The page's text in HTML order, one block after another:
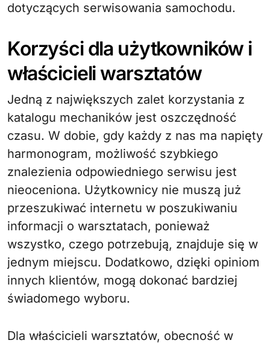
dotyczących serwisowania samochodu.
Korzyści dla użytkowników i
właścicieli warsztatów
Jedną z największych zalet korzystania z
katalogu mechaników jest oszczędność
czasu. W dobie, gdy każdy z nas ma napięty
harmonogram, możliwość szybkiego
znalezienia odpowiedniego serwisu jest
nieoceniona. Użytkownicy nie muszą już
przeszukiwać internetu w poszukiwaniu
informacji o warsztatach, ponieważ
wszystko, czego potrzebują, znajduje się w
jednym miejscu. Dodatkowo, dzięki opiniom
innych klientów, mogą dokonać bardziej
świadomego wyboru.
Dla właścicieli warsztatów, obecność w